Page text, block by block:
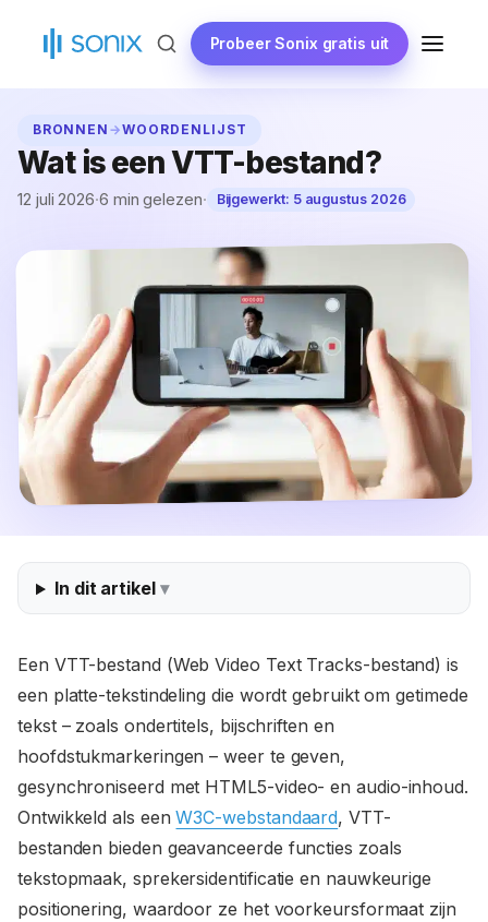
Probeer Sonix gratis uit MENU
BRONNEN →WOORDENLIJST
Wat is een VTT-bestand?
12 juli 2026·6 min gelezen· Bijgewerkt: 5 augustus 2026
In dit artikel
Een VTT-bestand (Web Video Text Tracks-bestand) is
een platte-tekstindeling die wordt gebruikt om getimede
tekst – zoals ondertitels, bijschriften en
hoofdstukmarkeringen – weer te geven,
gesynchroniseerd met HTML5-video- en audio-inhoud.
Ontwikkeld als eenW3C-webstandaard, VTT-
bestanden bieden geavanceerde functies zoals
tekstopmaak, sprekersidentificatie en nauwkeurige
positionering, waardoor ze het voorkeursformaat zijn